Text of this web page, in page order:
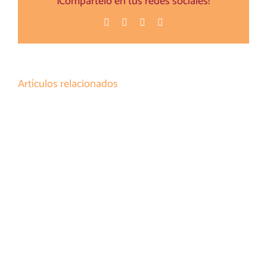
Facebook
TwitterPinterest
Artículos relacionados